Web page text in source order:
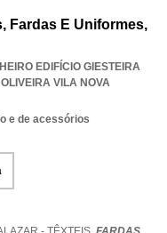
Fardas E Uniformes,
EDIFÍCIO GIESTEIRA
VILA NOVA
e de acessórios